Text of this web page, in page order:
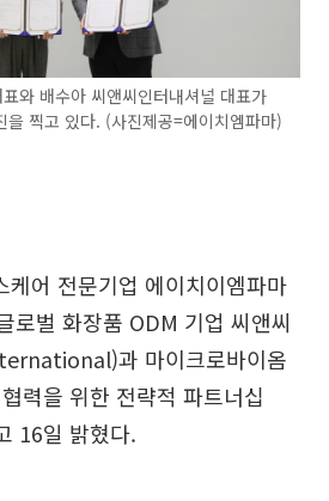
와 배수아 씨앤씨인터내셔널 대표가
을 찍고 있다. (사진제공=에이치엠파마)
케어 전문기업 에이치이엠파마
벌 화장품 ODM 기업 씨앤씨
과 마이크로바이옴
력을 위한 전략적 파트너십
16일 밝혔다.